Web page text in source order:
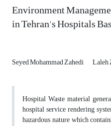
Environment
in Tehran's Hospitals
Seyed Mohammad Zahedi
Laleh
Hospital Waste material
hospital service rendering
hazardous nature which